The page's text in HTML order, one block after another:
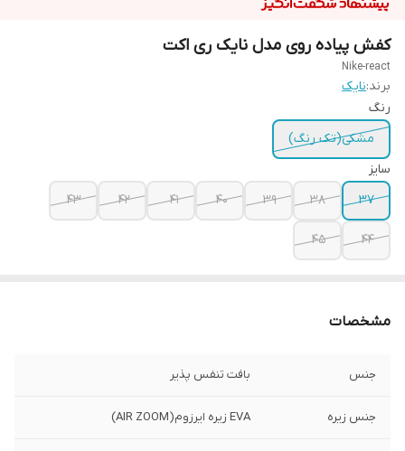
کفش پیاده روی مدل نایک ری اکت
Nike-react
برند:نایک
رنگ
مشکی(تک رنگ)
سایز
37
38
39
40
41
42
43
44
45
مشخصات
جنس بافت تنفس پذیر
جنس زیره EVA زیره ایرزوم(AIR ZOOM)